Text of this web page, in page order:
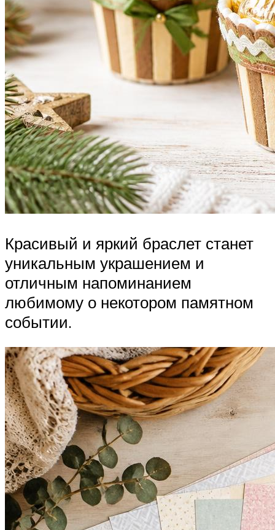
Красивый и яркий браслет станет
уникальным украшением и
отличным напоминанием
любимому о некотором памятном
событии.